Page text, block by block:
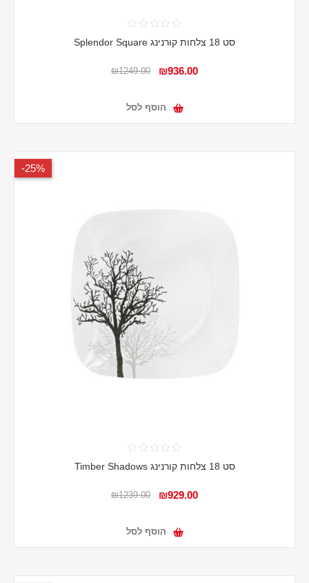
סט 18 צלחות קורנינג Splendor Square
₪936.00
₪1249.00
הוסף לסל
25%-
סט 18 צלחות קורנינג Timber Shadows
₪929.00
₪1239.00
הוסף לסל